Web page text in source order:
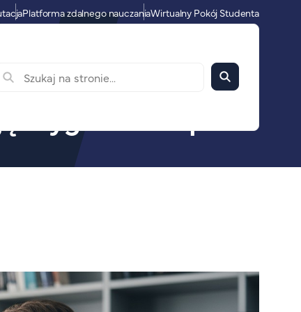
Platforma zdalnego nauczaniaWirtualny Pokój Studenta
oryginalność prac?